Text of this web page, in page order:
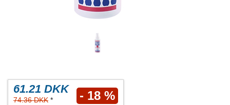
61.21 DKK
74.36 DKK * - 18 %